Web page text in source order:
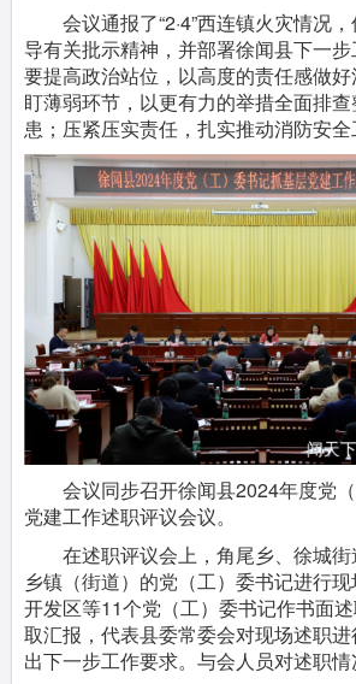
会议通报了“2·4”西连镇火灾情况，
导有关批示精神，并部署徐闻县下一步
要提高政治站位，以高度的责任感做
盯薄弱环节，以更有力的举措全面排
患；压紧压实责任，扎实推动消防安全
会议同步召开徐闻县2024年度党（
党建工作述职评议会议。
在述职评议会上，角尾乡、徐城街
乡镇（街道）的党（工）委书记进行
开发区等11个党（工）委书记作书面
取汇报，代表县委常委会对现场述职
出下一步工作要求。与会人员对述职情